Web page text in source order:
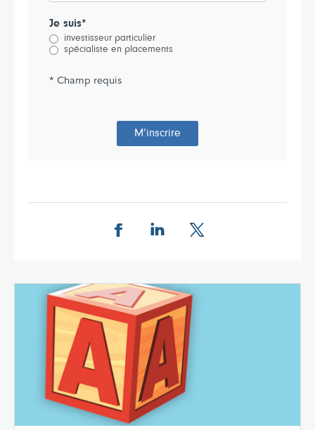
Je suis*
investisseur particulier
spécialiste en placements
* Champ requis
M’inscrire